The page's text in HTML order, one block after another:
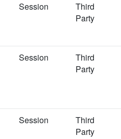
Session
Third
Party
Session
Third
Party
Session
Third
Party